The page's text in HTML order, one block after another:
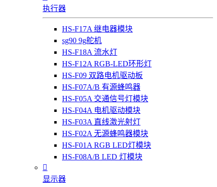
执行器
HS-F17A 继电器模块
sg90 9g舵机
HS-F18A 流水灯
HS-F12A RGB-LED环形灯
HS-F09 双路电机驱动板
HS-F07A/B 有源蜂鸣器
HS-F05A 交通信号灯模块
HS-F04A 电机驱动模块
HS-F03A 直线激光射灯
HS-F02A 无源蜂鸣器模块
HS-F01A RGB LED灯模块
HS-F08A/B LED 灯模块

显示器